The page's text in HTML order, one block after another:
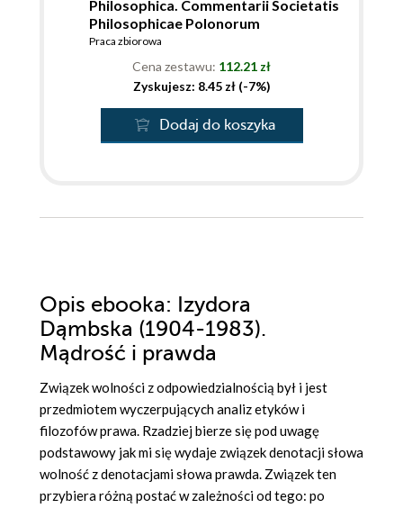
Philosophica. Commentarii Societatis
Philosophicae Polonorum
Praca zbiorowa
Cena zestawu: 112.21 zł
Zyskujesz: 8.45 zł (-7%)
Dodaj do koszyka
Opis ebooka: Izydora
Dąmbska (1904-1983).
Mądrość i prawda
Związek wolności z odpowiedzialnością był i jest
przedmiotem wyczerpujących analiz etyków i
filozofów prawa. Rzadziej bierze się pod uwagę
podstawowy jak mi się wydaje związek denotacji słowa
wolność z denotacjami słowa prawda. Związek ten
przybiera różną postać w zależności od tego: po